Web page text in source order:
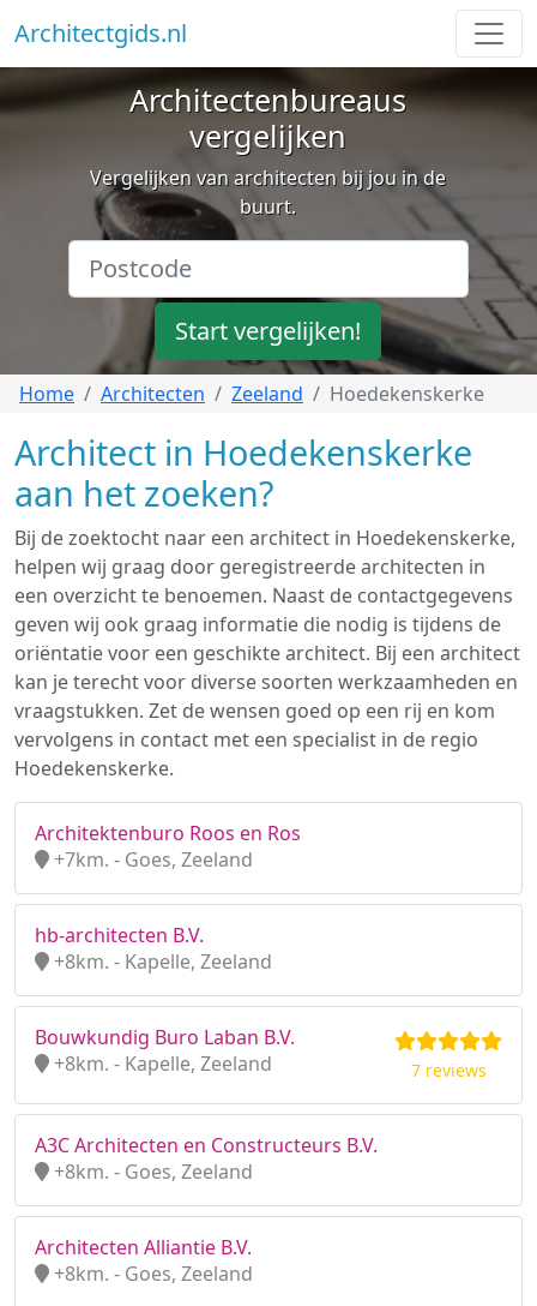
Architectgids.nl
Architectenbureaus
vergelijken
Vergelijken van architecten bij jou in de
buurt.
Start vergelijken!
Home Architecten Zeeland Hoedekenskerke
Architect in Hoedekenskerke
aan het zoeken?
Bij de zoektocht naar een architect in Hoedekenskerke,
helpen wij graag door geregistreerde architecten in
een overzicht te benoemen. Naast de contactgegevens
geven wij ook graag informatie die nodig is tijdens de
oriëntatie voor een geschikte architect. Bij een architect
kan je terecht voor diverse soorten werkzaamheden en
vraagstukken. Zet de wensen goed op een rij en kom
vervolgens in contact met een specialist in de regio
Hoedekenskerke.
Architektenburo Roos en Ros
+7km. - Goes, Zeeland
hb-architecten B.V.
+8km. - Kapelle, Zeeland
Bouwkundig Buro Laban B.V.
+8km. - Kapelle, Zeeland
7 reviews
A3C Architecten en Constructeurs B.V.
+8km. - Goes, Zeeland
Architecten Alliantie B.V.
+8km. - Goes, Zeeland